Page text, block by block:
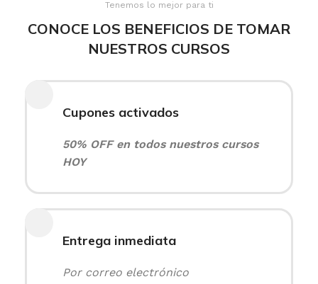
Tenemos lo mejor para ti
CONOCE LOS BENEFICIOS DE TOMAR
NUESTROS CURSOS
Cupones activados
50% OFF en todos nuestros cursos
HOY
Entrega inmediata
Por correo electrónico